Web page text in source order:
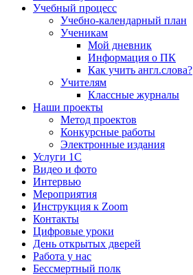
Учебный процесс
Учебно-календарный план
Ученикам
Мой дневник
Информация о ПК
Как учить англ.слова?
Учителям
Классные журналы
Наши проекты
Метод проектов
Конкурсные работы
Электронные издания
Услуги 1C
Видео и фото
Интервью
Мероприятия
Инструкция к Zoom
Контакты
Цифровые уроки
День открытых дверей
Работа у нас
Бессмертный полк